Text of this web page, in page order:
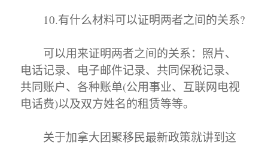
10.有什么材料可以证明两者之间的关系?
可以用来证明两者之间的关系：照片、
电话记录、电子邮件记录、共同保税记录、
共同账户、各种账单(公用事业、互联网电视
电话费)以及双方姓名的租赁等等。
关于加拿大团聚移民最新政策就讲到这